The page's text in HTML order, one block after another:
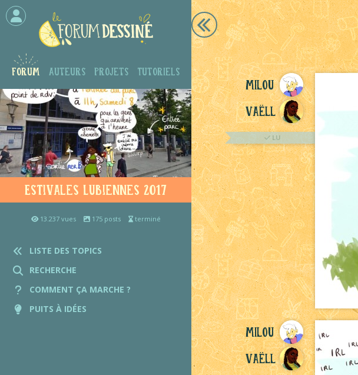
Forum Auteurs Projets Tutoriels
Estivales Lubiennes 2017
13.237 vues 175 posts terminé
LISTE DES TOPICS
RECHERCHE
COMMENT ÇA MARCHE ?
PUITS À IDÉES
milou
Vaëll
LU
milou
Vaëll